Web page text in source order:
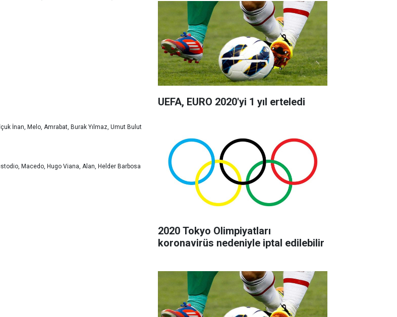
İnan, Melo, Amrabat, Burak Yılmaz, Umut Bulut
Macedo, Hugo Viana, Alan, Helder Barbosa
UEFA, EURO 2020'yi 1 yıl erteledi
2020 Tokyo Olimpiyatları
koronavirüs nedeniyle iptal edilebilir